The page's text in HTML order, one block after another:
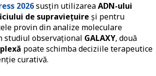
2026susțin utilizareaADN-ului
de supraviețuire și pentru
provin din analize moleculare
studiul observațional GALAXY, două
poate schimba deciziile terapeutice
curativă.